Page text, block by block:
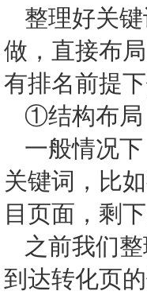
整理好关
做，直接布
有排名前提下
①结构布局
一般情况
关键词，比
目页面，剩
之前我们
到达转化页的